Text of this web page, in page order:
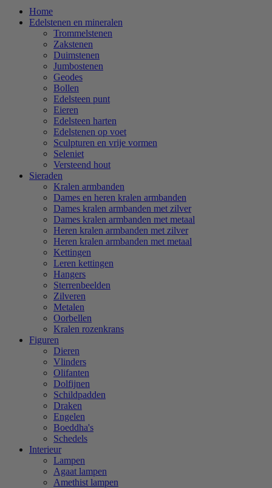
Home
Edelstenen en mineralen
Trommelstenen
Zakstenen
Duimstenen
Jumbostenen
Geodes
Bollen
Edelsteen punt
Eieren
Edelsteen harten
Edelstenen op voet
Sculpturen en vrije vormen
Seleniet
Versteend hout
Sieraden
Kralen armbanden
Dames en heren kralen armbanden
Dames kralen armbanden met zilver
Dames kralen armbanden met metaal
Heren kralen armbanden met zilver
Heren kralen armbanden met metaal
Kettingen
Leren kettingen
Hangers
Sterrenbeelden
Zilveren
Metalen
Oorbellen
Kralen rozenkrans
Figuren
Dieren
Vlinders
Olifanten
Dolfijnen
Schildpadden
Draken
Engelen
Boeddha's
Schedels
Interieur
Lampen
Agaat lampen
Amethist lampen